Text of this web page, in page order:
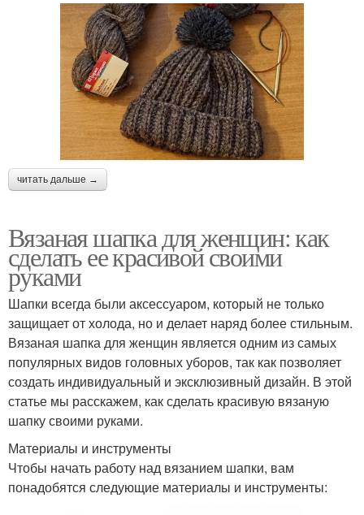
читать дальше →
Вязаная шапка для женщин: как
сделать ее красивой своими
руками
Шапки всегда были аксессуаром, который не только
защищает от холода, но и делает наряд более стильным.
Вязаная шапка для женщин является одним из самых
популярных видов головных уборов, так как позволяет
создать индивидуальный и эксклюзивный дизайн. В этой
статье мы расскажем, как сделать красивую вязаную
шапку своими руками.
Материалы и инструменты
Чтобы начать работу над вязанием шапки, вам
понадобятся следующие материалы и инструменты: